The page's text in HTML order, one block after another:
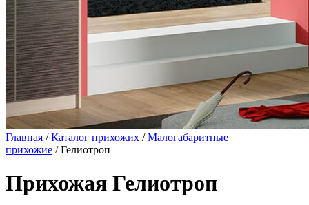
Главная /Каталог прихожих /Малогабаритные
прихожие / Гелиотроп
Прихожая Гелиотроп